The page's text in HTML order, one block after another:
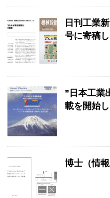
日刊工業
号に寄稿
”日本工業
載を開始
博士（情